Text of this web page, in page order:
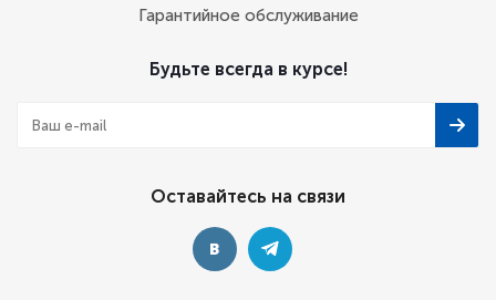
Гарантийное обслуживание
Будьте всегда в курсе!
Оставайтесь на связи